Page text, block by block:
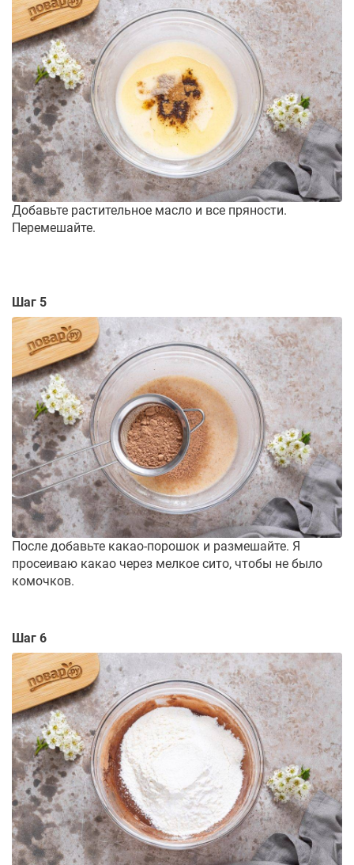
Добавьте растительное масло и все пряности.
Перемешайте.
Шаг 5
После добавьте какао-порошок и размешайте. Я
просеиваю какао через мелкое сито, чтобы не было
комочков.
Шаг 6